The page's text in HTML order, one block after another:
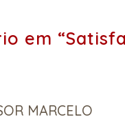
em
MARCELO